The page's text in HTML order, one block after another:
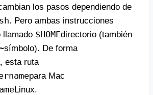
los pasos dependiendo de
. Pero ambas instrucciones
llamado $HOMEdirectorio (también
símbolo). De forma
esta ruta
para Mac
Linux.